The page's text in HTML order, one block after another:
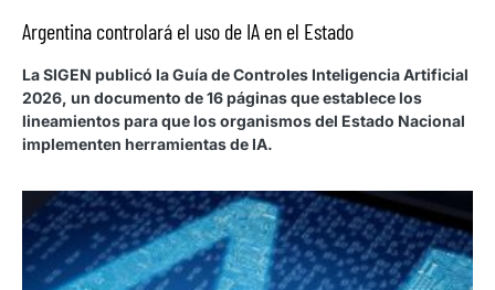
Argentina controlará el uso de IA en el Estado
La SIGEN publicó la Guía de Controles Inteligencia Artificial
2026, un documento de 16 páginas que establece los
lineamientos para que los organismos del Estado Nacional
implementen herramientas de IA.